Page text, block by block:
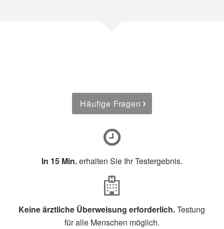
Häufige Fragen
In 15 Min.erhalten Sie Ihr Testergebnis.
Keine ärztliche Überweisung erforderlich.Testung
für alle Menschen möglich.